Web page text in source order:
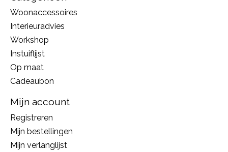
Woonaccessoires
Interieuradvies
Workshop
Instuiflijst
Op maat
Cadeaubon
Mijn account
Registreren
Mijn bestellingen
Mijn verlanglijst